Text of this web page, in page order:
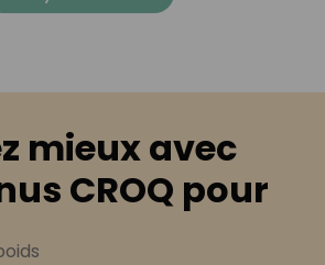
mieux avec
CROQ pour